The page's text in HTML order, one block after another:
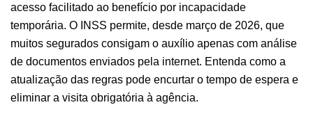
acesso facilitado ao benefício por incapacidade
temporária. O INSS permite, desde março de 2026, que
muitos segurados consigam o auxílio apenas com análise
de documentos enviados pela internet. Entenda como a
atualização das regras pode encurtar o tempo de espera e
eliminar a visita obrigatória à agência.